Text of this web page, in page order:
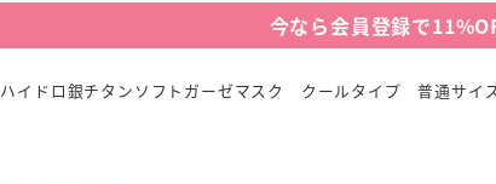
今なら会員登録で
ハイドロ銀チタンソフトガーゼマスク クールタイプ 普